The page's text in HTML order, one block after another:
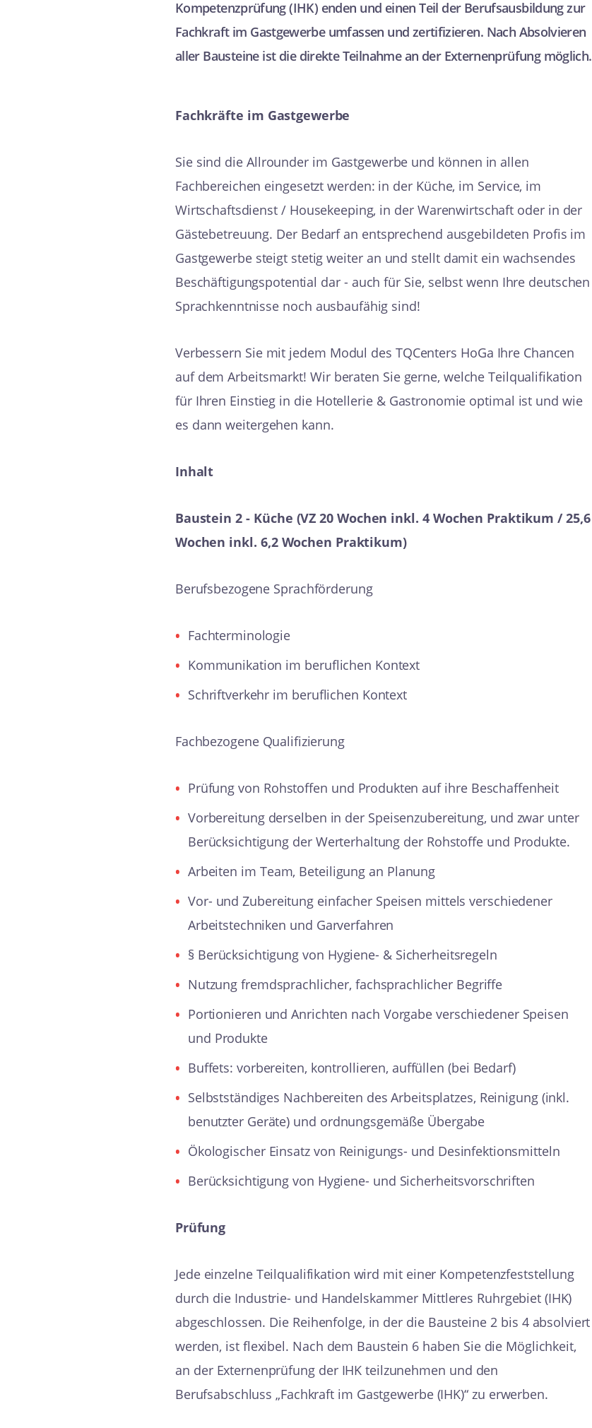
Finden Sie, was Sie weiter bringt!
Kompetenzprüfung (IHK) enden und einen Teil der Berufsausbildung zur
Fachkraft im Gastgewerbe umfassen und zertifizieren. Nach Absolvieren
aller Bausteine ist die direkte Teilnahme an der Externenprüfung möglich.
Fachkräfte im Gastgewerbe
Sie sind die Allrounder im Gastgewerbe und können in allen
Fachbereichen eingesetzt werden: in der Küche, im Service, im
Wirtschaftsdienst / Housekeeping, in der Warenwirtschaft oder in der
Gästebetreuung. Der Bedarf an entsprechend ausgebildeten Profis im
Gastgewerbe steigt stetig weiter an und stellt damit ein wachsendes
Beschäftigungspotential dar - auch für Sie, selbst wenn Ihre deutschen
Sprachkenntnisse noch ausbaufähig sind!
Verbessern Sie mit jedem Modul des TQCenters HoGa Ihre Chancen
auf dem Arbeitsmarkt! Wir beraten Sie gerne, welche Teilqualifikation
für Ihren Einstieg in die Hotellerie & Gastronomie optimal ist und wie
es dann weitergehen kann.
Inhalt
Baustein 2 - Küche (VZ 20 Wochen inkl. 4 Wochen Praktikum / 25,6
Wochen inkl. 6,2 Wochen Praktikum)
Berufsbezogene Sprachförderung
Fachterminologie
Kommunikation im beruflichen Kontext
Schriftverkehr im beruflichen Kontext
Fachbezogene Qualifizierung
Prüfung von Rohstoffen und Produkten auf ihre Beschaffenheit
Vorbereitung derselben in der Speisenzubereitung, und zwar unter
Berücksichtigung der Werterhaltung der Rohstoffe und Produkte.
Arbeiten im Team, Beteiligung an Planung
Vor- und Zubereitung einfacher Speisen mittels verschiedener
Arbeitstechniken und Garverfahren
§ Berücksichtigung von Hygiene- & Sicherheitsregeln
Nutzung fremdsprachlicher, fachsprachlicher Begriffe
Portionieren und Anrichten nach Vorgabe verschiedener Speisen
und Produkte
Buffets: vorbereiten, kontrollieren, auffüllen (bei Bedarf)
Selbstständiges Nachbereiten des Arbeitsplatzes, Reinigung (inkl.
benutzter Geräte) und ordnungsgemäße Übergabe
Ökologischer Einsatz von Reinigungs- und Desinfektionsmitteln
Berücksichtigung von Hygiene- und Sicherheitsvorschriften
Prüfung
Jede einzelne Teilqualifikation wird mit einer Kompetenzfeststellung
durch die Industrie- und Handelskammer Mittleres Ruhrgebiet (IHK)
abgeschlossen. Die Reihenfolge, in der die Bausteine 2 bis 4 absolviert
werden, ist flexibel. Nach dem Baustein 6 haben Sie die Möglichkeit,
an der Externenprüfung der IHK teilzunehmen und den
Berufsabschluss „Fachkraft im Gastgewerbe (IHK)“ zu erwerben.